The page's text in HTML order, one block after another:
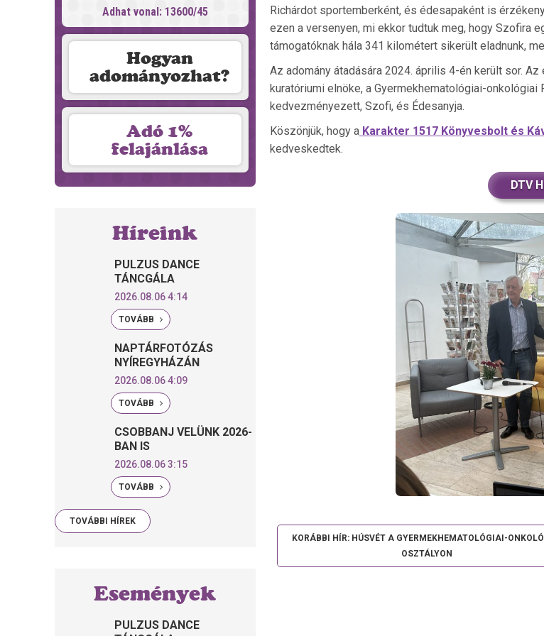
Adhat vonal: 13600/45
Hogyan
adományozhat?
Adó 1%
felajánlása
Híreink
PULZUS DANCE
TÁNCGÁLA
2026.08.06 4:14
TOVÁBB
NAPTÁRFOTÓZÁS
NYÍREGYHÁZÁN
2026.08.06 4:09
TOVÁBB
CSOBBANJ VELÜNK 2026-
BAN IS
2026.08.06 3:15
TOVÁBB
TOVÁBBI HÍREK
Események
PULZUS DANCE
Richárdot sportemberként, és édesapaként is
ezen a versenyen, mi ekkor tudtuk meg, hogy Szofira
támogatóknak hála 341 kilométert sikerült eladnunk,
Az adomány átadására 2024. április 4-én került sor.
kuratóriumi elnöke, a Gyermekhematológiai-
kedvezményezett, Szofi, és Édesanyja.
Köszönjük, hogy aKarakter 1517 Könyvesbolt és
kedveskedtek.
DTV
KORÁBBI HÍR: HÚSVÉT A GYERMEKHEMATOLÓGIAI-
OSZTÁLYON